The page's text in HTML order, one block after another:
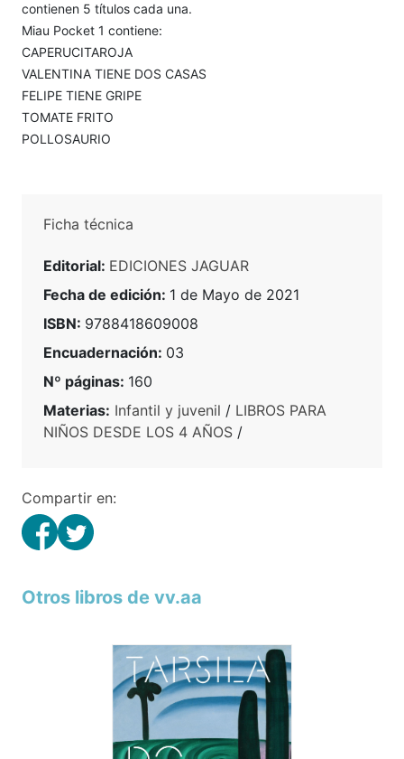
contienen 5 títulos cada una.
Miau Pocket 1 contiene:
CAPERUCITAROJA
VALENTINA TIENE DOS CASAS
FELIPE TIENE GRIPE
TOMATE FRITO
POLLOSAURIO
Ficha técnica
Editorial: EDICIONES JAGUAR
Fecha de edición: 1 de Mayo de 2021
ISBN: 9788418609008
Encuadernación: 03
Nº páginas: 160
Materias: Infantil y juvenil / LIBROS PARA
NIÑOS DESDE LOS 4 AÑOS /
Compartir en:
Otros libros de vv.aa